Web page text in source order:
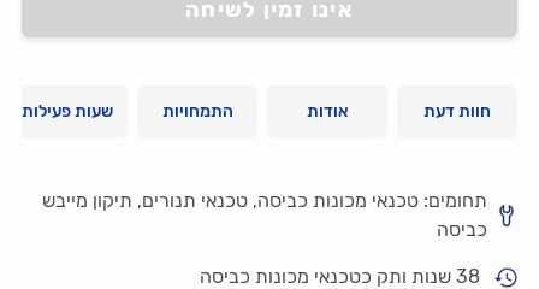
אינו זמין לשיחה
חוות דעת אודות התמחויות שעות פעילות
תחומים: טכנאי מכונות כביסה, טכנאי תנורים, תיקון מייבש
כביסה
38 שנות ותק כטכנאי מכונות כביסה